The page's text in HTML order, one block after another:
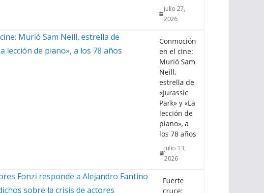
julio 27,
2026
Conmoción
en el cine:
Murió Sam
Neill,
estrella de
«Jurassic
Park» y «La
lección de
piano», a
los 78 años
julio 13,
2026
Fuerte
cruce: